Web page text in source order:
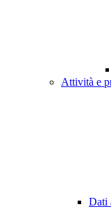
Attività e
Dati